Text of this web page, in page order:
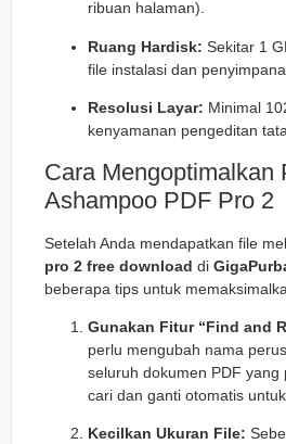
ribuan halaman).
Ruang Hardisk: Sekitar 1
file instalasi dan
Resolusi Layar: Minimal
kenyamanan pengeditan
Cara Mengoptimalkan
Ashampoo PDF Pro 2
Setelah Anda mendapatkan file
pro 2 free download di
beberapa tips untuk
Gunakan Fitur “Find and
perlu mengubah nama
seluruh dokumen PDF
cari dan ganti otomatis
Kecilkan Ukuran File: